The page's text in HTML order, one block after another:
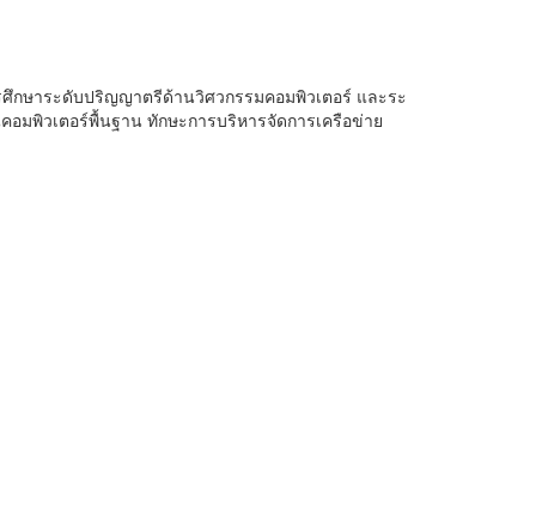
กษาระดับปริญญาตรีด้านวิศวกรรมคอมพิวเตอร์ และระ
มพิวเตอร์พื้นฐาน ทักษะการบริหารจัดการเครือข่าย